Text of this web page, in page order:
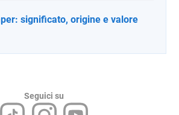
significato, origine e valore
Seguici su